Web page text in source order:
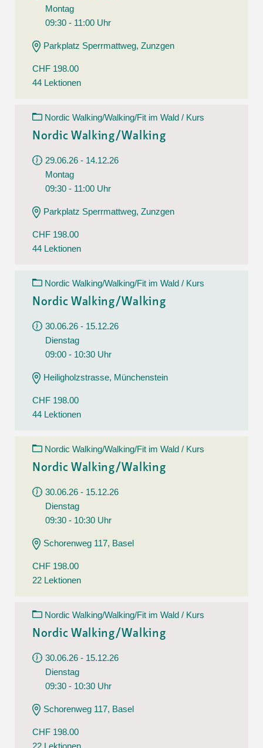
Montag
09:30 - 11:00 Uhr
Parkplatz Sperrmattweg, Zunzgen
CHF 198.00
44 Lektionen
Nordic Walking/Walking/Fit im Wald / Kurs
Nordic Walking/Walking
29.06.26 - 14.12.26
Montag
09:30 - 11:00 Uhr
Parkplatz Sperrmattweg, Zunzgen
CHF 198.00
44 Lektionen
Nordic Walking/Walking/Fit im Wald / Kurs
Nordic Walking/Walking
30.06.26 - 15.12.26
Dienstag
09:00 - 10:30 Uhr
Heiligholzstrasse, Münchenstein
CHF 198.00
44 Lektionen
Nordic Walking/Walking/Fit im Wald / Kurs
Nordic Walking/Walking
30.06.26 - 15.12.26
Dienstag
09:30 - 10:30 Uhr
Schorenweg 117, Basel
CHF 198.00
22 Lektionen
Nordic Walking/Walking/Fit im Wald / Kurs
Nordic Walking/Walking
30.06.26 - 15.12.26
Dienstag
09:30 - 10:30 Uhr
Schorenweg 117, Basel
CHF 198.00
22 Lektionen